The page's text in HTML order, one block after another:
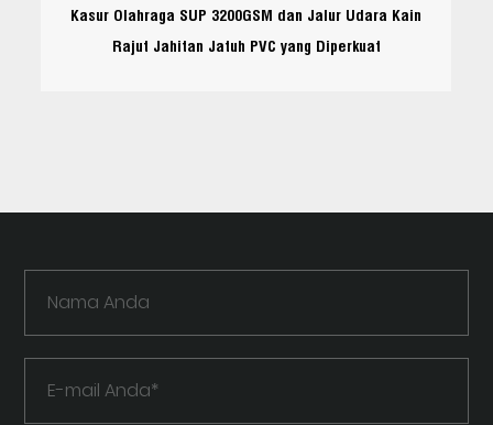
Kasur Olahraga SUP 3200GSM dan Jalur Udara Kain
Rajut Jahitan Jatuh PVC yang Diperkuat